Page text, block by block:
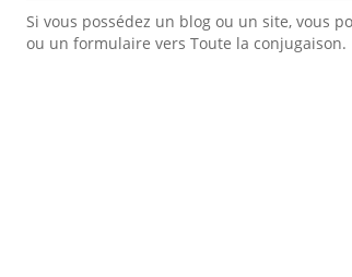
Si vous possédez un blog ou un site, vous
ou un formulaire vers Toute la conjugaison.